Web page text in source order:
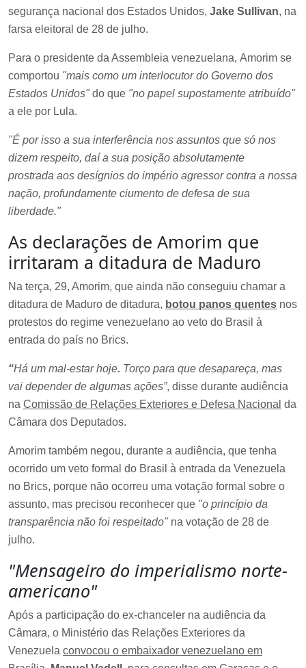
segurança nacional dos Estados Unidos, Jake Sullivan, na
farsa eleitoral de 28 de julho.
Para o presidente da Assembleia venezuelana, Amorim se
comportou "mais como um interlocutor do Governo dos
Estados Unidos"do que "no papel supostamente atribuído"
a ele por Lula.
"É por isso a sua interferência nos assuntos que só nos
dizem respeito, daí a sua posição absolutamente
prostrada aos desígnios do império agressor contra a nossa
nação, profundamente ciumento de defesa de sua
liberdade."
As declarações de Amorim que
irritaram a ditadura de Maduro
Na terça, 29, Amorim, que ainda não conseguiu chamar a
ditadura de Maduro de ditadura, botou panos quentes nos
protestos do regime venezuelano ao veto do Brasil à
entrada do país no Brics.
“Há um mal-estar hoje. Torço para que desapareça, mas
vai depender de algumas ações”, disse durante audiência
na Comissão de Relações Exteriores e Defesa Nacional da
Câmara dos Deputados.
Amorim também negou, durante a audiência, que tenha
ocorrido um veto formal do Brasil à entrada da Venezuela
no Brics, porque não ocorreu uma votação formal sobre o
assunto, mas precisou reconhecer que "o princípio da
transparência não foi respeitado"na votação de 28 de
julho.
"Mensageiro do imperialismo norte-
americano"
Após a participação do ex-chanceler na audiência da
Câmara, o Ministério das Relações Exteriores da
Venezuela convocou o embaixador venezuelano em